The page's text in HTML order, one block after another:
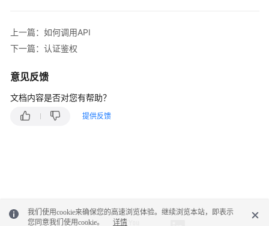
源
持
域
上一篇：如何调用API
下一篇：认证鉴权
意见反馈
文档内容是否对您有帮助？
提供反馈
我们使用cookie来确保您的高速浏览体验。继续浏览本站，即表示
您同意我们使用cookie。
详情